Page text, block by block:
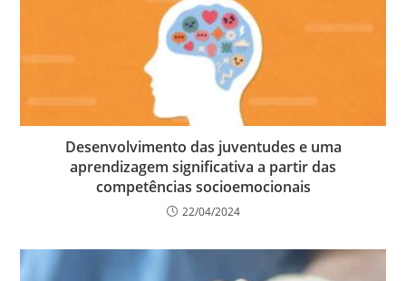
Desenvolvimento das juventudes e uma
aprendizagem significativa a partir das
competências socioemocionais
22/04/2024